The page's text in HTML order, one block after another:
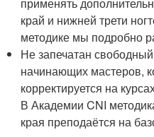
край и нижней трети
методике мы подробно
Не запечатан
начинающих мастеров,
корректируется на
В Академии CNI
края преподаётся на